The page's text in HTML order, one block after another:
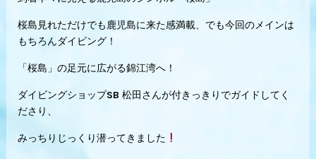
桜島見れただけでも鹿児島に来た感満載、でも今回のメインは
もちろんダイビング！
「桜島」の足元に広がる錦江湾へ！
ダイビングショップSB 松田さんが付きっきりでガイドしてく
ださり、
みっちりじっくり潜ってきました